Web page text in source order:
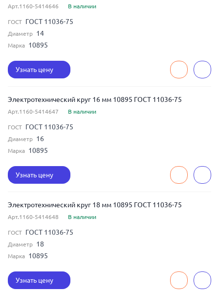
Арт.1160-5414646 В наличии
ГОСТ ГОСТ 11036-75
Диаметр 14
Марка 10895
Узнать цену
Электротехнический круг 16 мм 10895 ГОСТ 11036-75
Арт.1160-5414647 В наличии
ГОСТ ГОСТ 11036-75
Диаметр 16
Марка 10895
Узнать цену
Электротехнический круг 18 мм 10895 ГОСТ 11036-75
Арт.1160-5414648 В наличии
ГОСТ ГОСТ 11036-75
Диаметр 18
Марка 10895
Узнать цену